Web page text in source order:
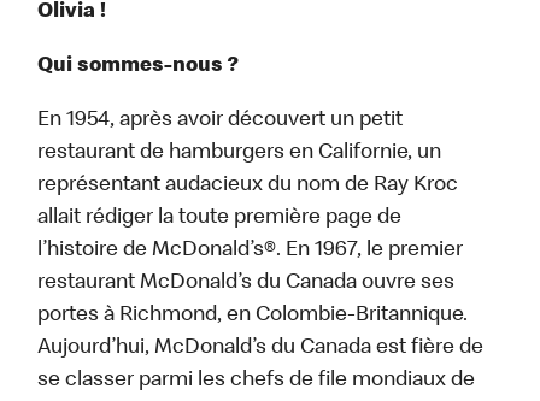
Olivia !
Qui sommes-nous ?
En 1954, après avoir découvert un petit
restaurant de hamburgers en Californie, un
représentant audacieux du nom de Ray Kroc
allait rédiger la toute première page de
l’histoire de McDonald’s®. En 1967, le premier
restaurant McDonald’s du Canada ouvre ses
portes à Richmond, en Colombie-Britannique.
Aujourd’hui, McDonald’s du Canada est fière de
se classer parmi les chefs de file mondiaux de